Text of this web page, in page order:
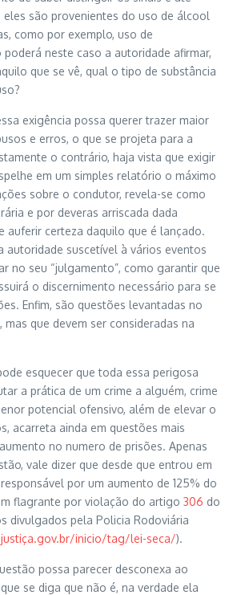
eles são provenientes do uso de álcool
como por exemplo, uso de
neste caso a autoridade afirmar,
que se vê, qual o tipo de substância
exigência possa querer trazer maior
e erros, o que se projeta para a
o contrário, haja vista que exigir
em um simples relatório o máximo
sobre o condutor, revela-se como
e por deveras arriscada dada
auferir certeza daquilo que é lançado.
autoridade suscetível à vários eventos
no seu “julgamento”, como garantir que
o discernimento necessário para se
Enfim, são questões levantadas no
mas que devem ser consideradas na
esquecer que toda essa perigosa
a prática de um crime a alguém, crime
potencial ofensivo, além de elevar o
acarreta ainda em questões mais
no numero de prisões. Apenas
vale dizer que desde que entrou em
por um aumento de 125% do
flagrante por violação do artigo 306 do
divulgados pela Policia Rodoviária
inicio/tag/lei-seca/).
possa parecer desconexa ao
se diga que não é, na verdade ela